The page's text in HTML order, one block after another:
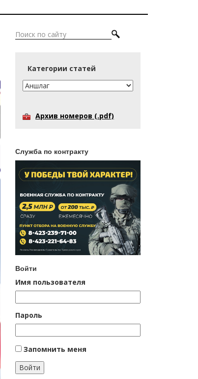
Категории статей
Архив номеров (.pdf)
Служба по контракту
Войти
Имя пользователя
Пароль
Запомнить меня
Войти